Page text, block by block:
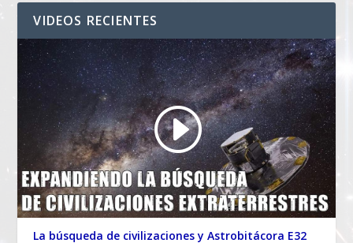
VIDEOS RECIENTES
La búsqueda de civilizaciones y Astrobitácora E32